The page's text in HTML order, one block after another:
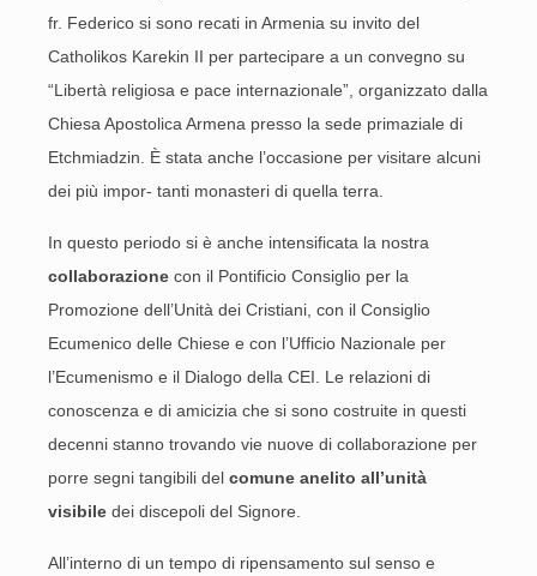
fr. Federico si sono recati in Armenia su invito del
Catholikos Karekin II per partecipare a un convegno su
“Libertà religiosa e pace internazionale”, organizzato dalla
Chiesa Apostolica Armena presso la sede primaziale di
Etchmiadzin. È stata anche l’occasione per visitare alcuni
dei più impor- tanti monasteri di quella terra.
In questo periodo si è anche intensificata la nostra
collaborazione con il Pontificio Consiglio per la
Promozione dell’Unità dei Cristiani, con il Consiglio
Ecumenico delle Chiese e con l’Ufficio Nazionale per
l’Ecumenismo e il Dialogo della CEI. Le relazioni di
conoscenza e di amicizia che si sono costruite in questi
decenni stanno trovando vie nuove di collaborazione per
porre segni tangibili del comune anelito all’unità
visibile dei discepoli del Signore.
All’interno di un tempo di ripensamento sul senso e